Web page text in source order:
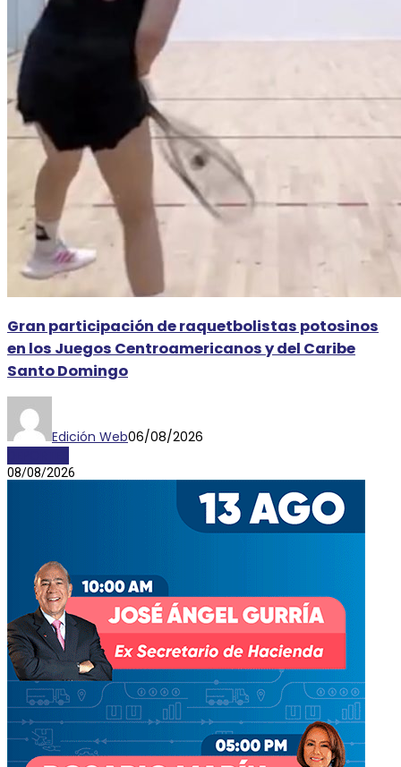
Gran participación de raquetbolistas potosinos
en los Juegos Centroamericanos y del Caribe
Santo Domingo
Edición Web06/08/2026
08/08/2026